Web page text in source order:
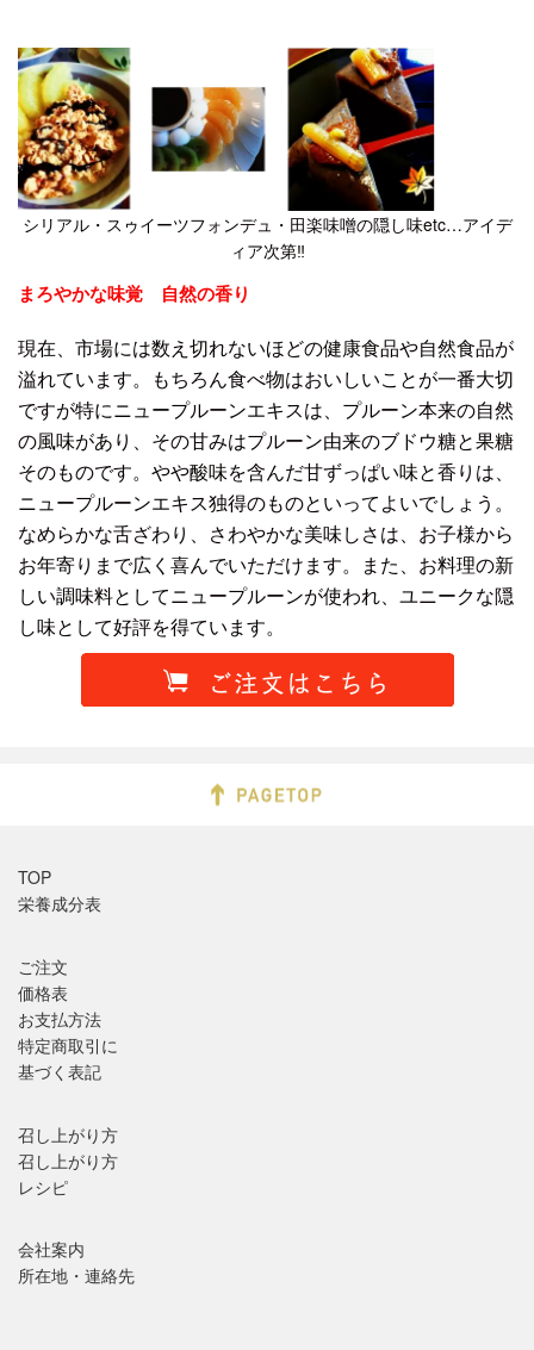
シリアル・スゥイーツフォンデュ・田楽味噌の隠し味etc…アイデ
ィア次第‼
まろやかな味覚 自然の香り
現在、市場には数え切れないほどの健康食品や自然食品が
溢れています。もちろん食べ物はおいしいことが一番大切
ですが特にニュープルーンエキスは、プルーン本来の自然
の風味があり、その甘みはプルーン由来のブドウ糖と果糖
そのものです。やや酸味を含んだ甘ずっぱい味と香りは、
ニュープルーンエキス独得のものといってよいでしょう。
なめらかな舌ざわり、さわやかな美味しさは、お子様から
お年寄りまで広く喜んでいただけます。また、お料理の新
しい調味料としてニュープルーンが使われ、ユニークな隠
し味として好評を得ています。
TOP
栄養成分表
ご注文
価格表
お支払方法
特定商取引に
基づく表記
召し上がり方
召し上がり方
レシピ
会社案内
所在地・連絡先